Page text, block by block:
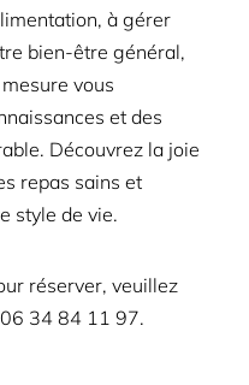
à gérer
bien-être général,
vous
et des
Découvrez la joie
repas sains et
style de vie.
réserver, veuillez
06 34 84 11 97.